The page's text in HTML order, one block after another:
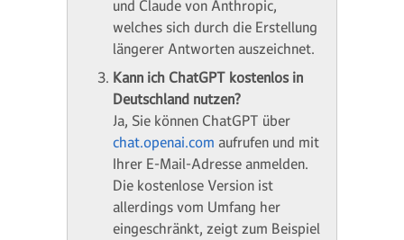
und Claude von Anthropic,
welches sich durch die Erstellung
längerer Antworten auszeichnet.
Kann ich ChatGPT kostenlos in
Deutschland nutzen?
Ja, Sie können ChatGPT über
chat.openai.com aufrufen und mit
Ihrer E-Mail-Adresse anmelden.
Die kostenlose Version ist
allerdings vom Umfang her
eingeschränkt, zeigt zum Beispiel